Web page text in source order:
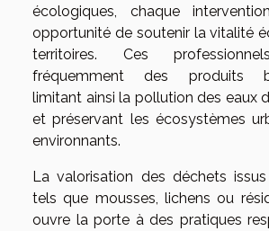
écologiques, chaque
opportunité de soutenir la vitalité
territoires. Ces
fréquemment des produits
limitant ainsi la pollution des eaux
et préservant les écosystèmes
environnants.
La valorisation des déchets
tels que mousses, lichens ou
ouvre la porte à des pratiques